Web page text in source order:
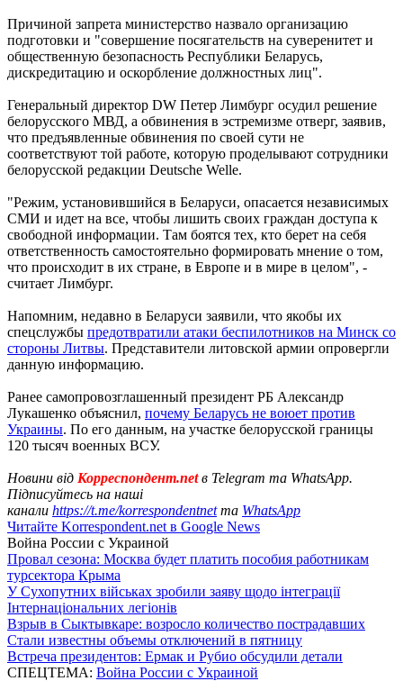
Причиной запрета министерство назвало организацию
подготовки и "совершение посягательств на суверенитет и
общественную безопасность Республики Беларусь,
дискредитацию и оскорбление должностных лиц".
Генеральный директор DW Петер Лимбург осудил решение
белорусского МВД, а обвинения в эстремизме отверг, заявив,
что предъявленные обвинения по своей сути не
соответствуют той работе, которую проделывают сотрудники
белорусской редакции Deutsche Welle.
"Режим, установившийся в Беларуси, опасается независимых
СМИ и идет на все, чтобы лишить своих граждан доступа к
свободной информации. Там боятся тех, кто берет на себя
ответственность самостоятельно формировать мнение о том,
что происходит в их стране, в Европе и в мире в целом", -
считает Лимбург.
Напомним, недавно в Беларуси заявили, что якобы их
спецслужбы предотвратили атаки беспилотников на Минск со
стороны Литвы. Представители литовской армии опровергли
данную информацию.
Ранее самопровозглашенный президент РБ Александр
Лукашенко объяснил, почему Беларусь не воюет против
Украины. По его данным, на участке белорусской границы
120 тысяч военных ВСУ.
Новини від Корреспондент.netв Telegram та WhatsApp.
Підписуйтесь на наші
канали https://t.me/korrespondentnetта WhatsApp
Читайте Korrespondent.net в Google News
Война России с Украиной
Провал сезона: Москва будет платить пособия работникам
турсектора Крыма
У Сухопутних військах зробили заяву щодо інтеграції
Інтернаціональних легіонів
Взрыв в Сыктывкаре: возросло количество пострадавших
Стали известны объемы отключений в пятницу
Встреча президентов: Ермак и Рубио обсудили детали
СПЕЦТЕМА: Война России с Украиной